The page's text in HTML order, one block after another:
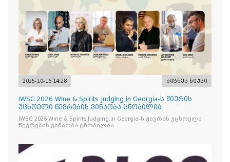
2025-10-16 14:28 ბიზნეს ნიუსი
IWSC 2026 Wine & Spirits Judging in Georgia-ს ჟიურის
უცხოელი წევრების ვინაობა ცნობილია
IWSC 2026 Wine & Spirits Judging in Georgia-ს ჟიურის უცხოელი
წევრების ვინაობა ცნობილია